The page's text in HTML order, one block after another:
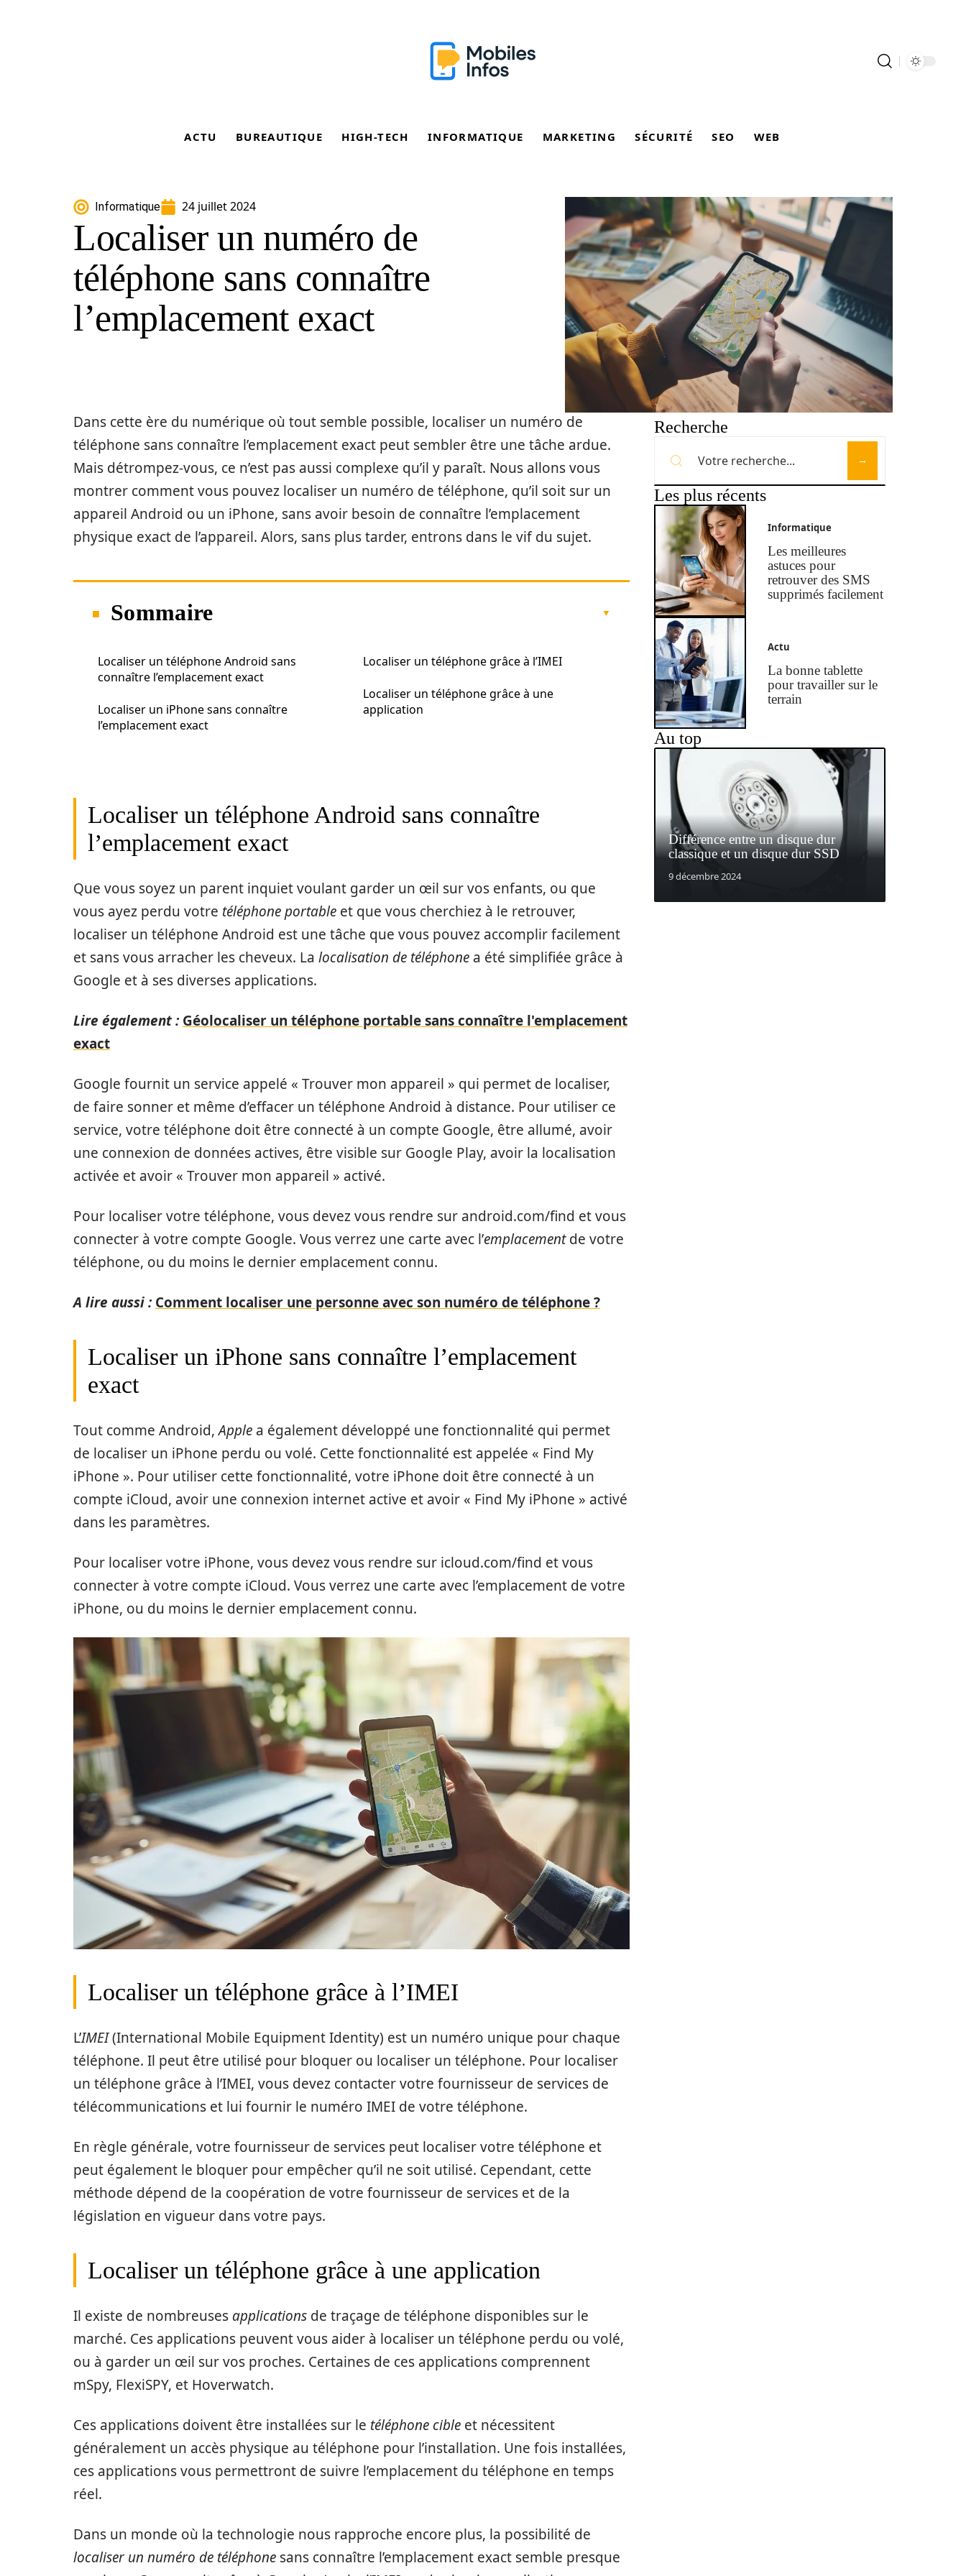
ACTU BUREAUTIQUE HIGH-TECH INFORMATIQUE MARKETING SÉCURITÉ SEO WEB
Informatique 24 juillet 2024
Localiser un numéro de
téléphone sans connaître
l’emplacement exact
Dans cette ère du numérique où tout semble possible, localiser un numéro de
téléphone sans connaître l’emplacement exact peut sembler être une tâche ardue.
Mais détrompez-vous, ce n’est pas aussi complexe qu’il y paraît. Nous allons vous
montrer comment vous pouvez localiser un numéro de téléphone, qu’il soit sur un
appareil Android ou un iPhone, sans avoir besoin de connaître l’emplacement
physique exact de l’appareil. Alors, sans plus tarder, entrons dans le vif du sujet.
Sommaire
Localiser un téléphone Android sans
connaître l’emplacement exact
Localiser un iPhone sans connaître
l’emplacement exact
Localiser un téléphone grâce à l’IMEI
Localiser un téléphone grâce à une
application
Localiser un téléphone Android sans connaître
l’emplacement exact
Que vous soyez un parent inquiet voulant garder un œil sur vos enfants, ou que
vous ayez perdu votre téléphone portable et que vous cherchiez à le retrouver,
localiser un téléphone Android est une tâche que vous pouvez accomplir facilement
et sans vous arracher les cheveux. La localisation de téléphone a été simplifiée grâce à
Google et à ses diverses applications.
Lire également : Géolocaliser un téléphone portable sans connaître l'emplacement
exact
Google fournit un service appelé « Trouver mon appareil » qui permet de localiser,
de faire sonner et même d’effacer un téléphone Android à distance. Pour utiliser ce
service, votre téléphone doit être connecté à un compte Google, être allumé, avoir
une connexion de données actives, être visible sur Google Play, avoir la localisation
activée et avoir « Trouver mon appareil » activé.
Pour localiser votre téléphone, vous devez vous rendre sur android.com/find et vous
connecter à votre compte Google. Vous verrez une carte avec l’emplacementde votre
téléphone, ou du moins le dernier emplacement connu.
A lire aussi : Comment localiser une personne avec son numéro de téléphone ?
Localiser un iPhone sans connaître l’emplacement
exact
Tout comme Android,Apple a également développé une fonctionnalité qui permet
de localiser un iPhone perdu ou volé. Cette fonctionnalité est appelée « Find My
iPhone ». Pour utiliser cette fonctionnalité, votre iPhone doit être connecté à un
compte iCloud, avoir une connexion internet active et avoir « Find My iPhone » activé
dans les paramètres.
Pour localiser votre iPhone, vous devez vous rendre sur icloud.com/find et vous
connecter à votre compte iCloud. Vous verrez une carte avec l’emplacement de votre
iPhone, ou du moins le dernier emplacement connu.
Localiser un téléphone grâce à l’IMEI
L’IMEI(International Mobile Equipment Identity) est un numéro unique pour chaque
téléphone. Il peut être utilisé pour bloquer ou localiser un téléphone. Pour localiser
un téléphone grâce à l’IMEI, vous devez contacter votre fournisseur de services de
télécommunications et lui fournir le numéro IMEI de votre téléphone.
En règle générale, votre fournisseur de services peut localiser votre téléphone et
peut également le bloquer pour empêcher qu’il ne soit utilisé. Cependant, cette
méthode dépend de la coopération de votre fournisseur de services et de la
législation en vigueur dans votre pays.
Localiser un téléphone grâce à une application
Il existe de nombreuses applications de traçage de téléphone disponibles sur le
marché. Ces applications peuvent vous aider à localiser un téléphone perdu ou volé,
ou à garder un œil sur vos proches. Certaines de ces applications comprennent
mSpy, FlexiSPY, et Hoverwatch.
Ces applications doivent être installées sur le téléphone cible et nécessitent
généralement un accès physique au téléphone pour l’installation. Une fois installées,
ces applications vous permettront de suivre l’emplacement du téléphone en temps
réel.
Dans un monde où la technologie nous rapproche encore plus, la possibilité de
localiser un numéro de téléphone sans connaître l’emplacement exact semble presque
Recherche
Les plus récents
Informatique
Les meilleures
astuces pour
retrouver des SMS
supprimés facilement
Actu
La bonne tablette
pour travailler sur le
terrain
Au top
Différence entre un disque dur
classique et un disque dur SSD
9 décembre 2024